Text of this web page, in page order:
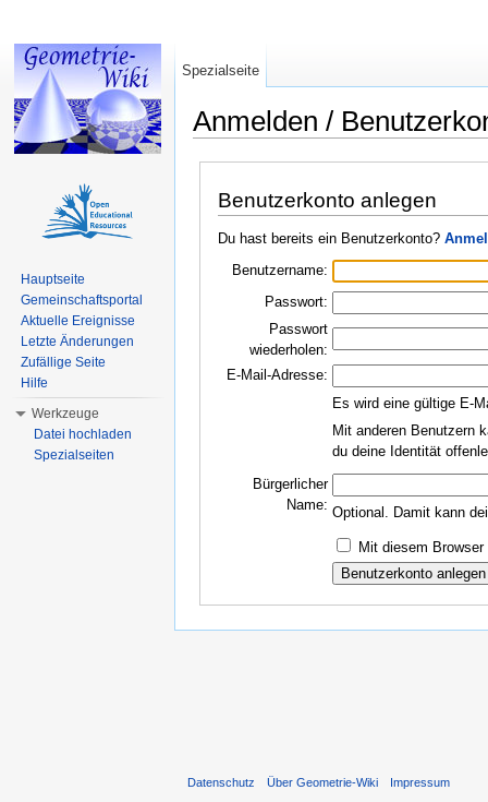
Anmelden /
Benutzerkonto anlegen
Du hast bereits ein Benutzerkonto?
Benutzername:
Passwort:
Passwort
wiederholen:
E-Mail-Adresse:
Es wird eine gültige E-
Mit anderen Benutzern
du deine Identität
Bürgerlicher
Name: Optional. Damit kann
Mit diesem
Spezialseite
Hauptseite
Gemeinschaftsportal
Aktuelle Ereignisse
Letzte Änderungen
Zufällige Seite
Hilfe
Werkzeuge
Datei hochladen
Spezialseiten
Datenschutz Über Geometrie-Wiki Impressum